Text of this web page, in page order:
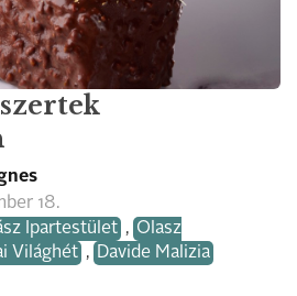
18.
Ipartestület , Olasz
Világhét , Davide Malizia